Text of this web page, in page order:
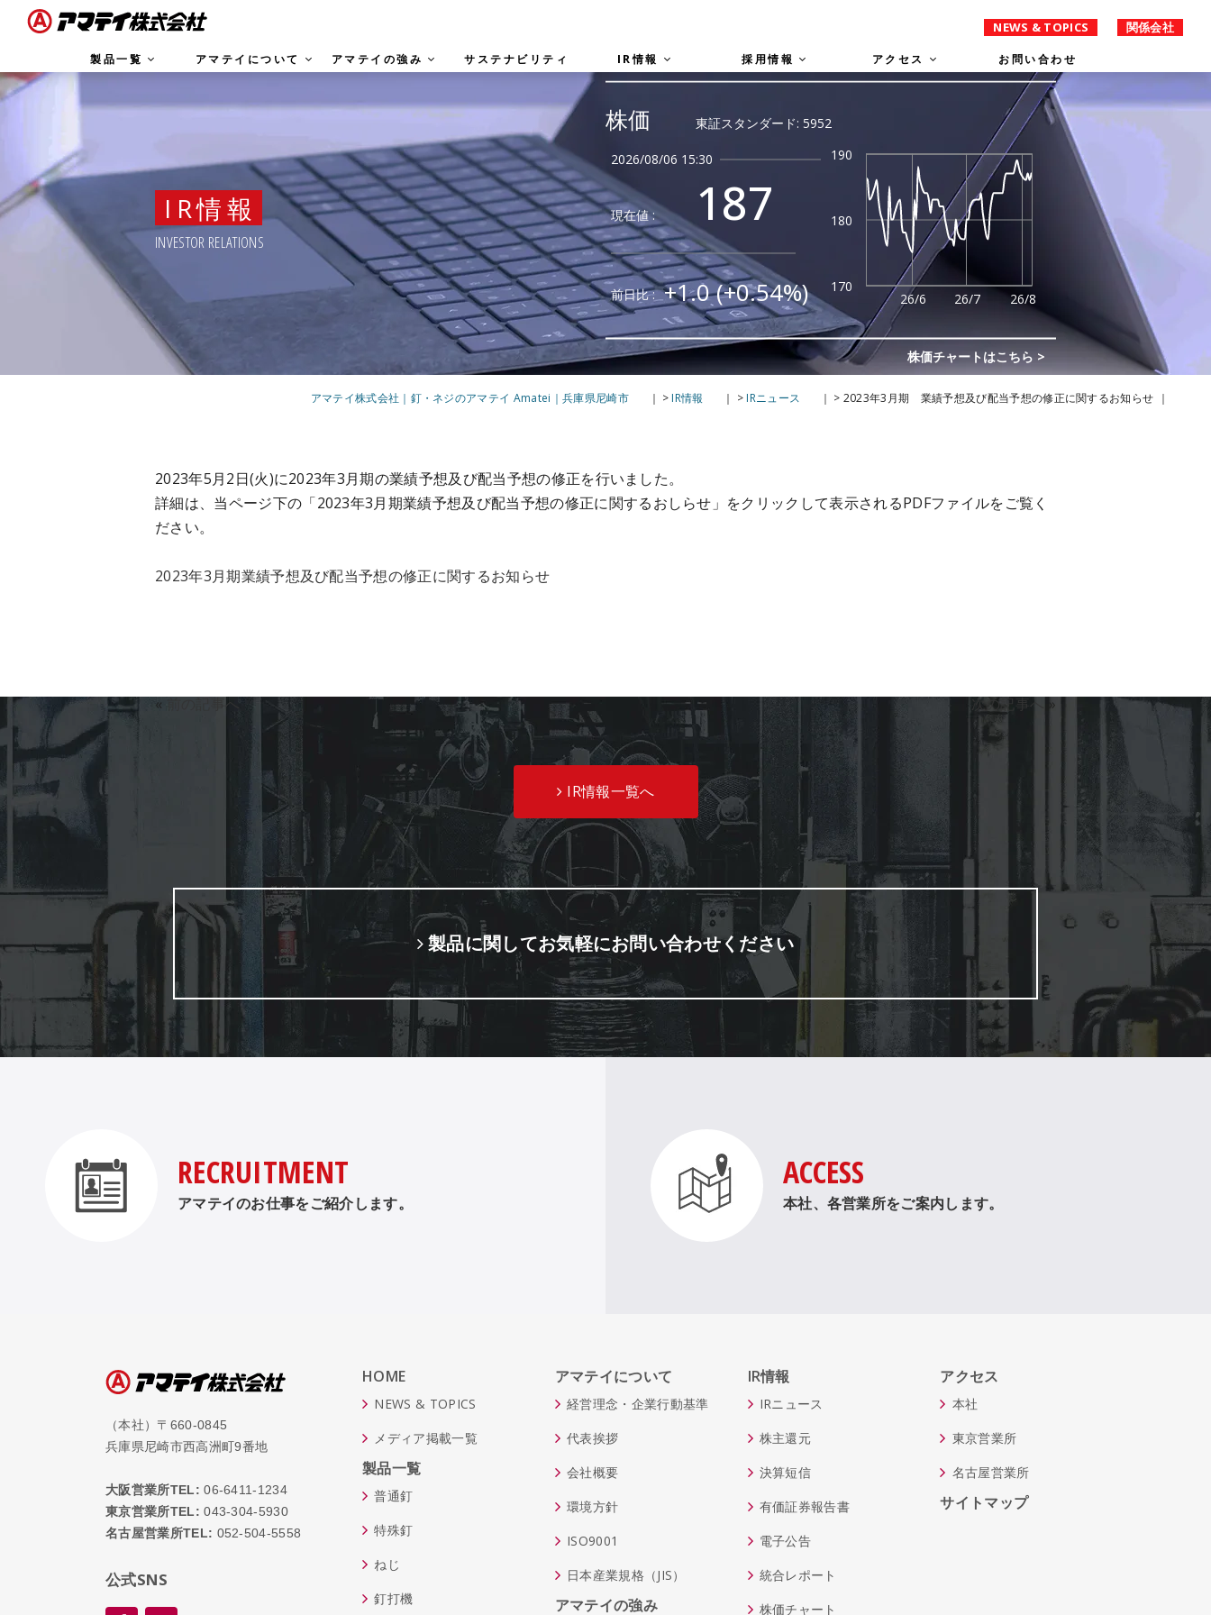
NEWS & TOPICS 関係会社
製品一覧 アマテイについて アマテイの強み サステナビリティ IR情報 採用情報 アクセス お問い合わせ
IR情報
INVESTOR RELATIONS
アマテイ株式会社｜釘・ネジのアマテイ Amatei｜兵庫県尼崎市 > IR情報 > IRニュース > 2023年3月期 業績予想及び配当予想の修正に関するお知らせ
2023年5月2日(火)に2023年3月期の業績予想及び配当予想の修正を行いました。
詳細は、当ページ下の「2023年3月期業績予想及び配当予想の修正に関するおしらせ」をクリックして表示されるPDFファイルをご覧く
ださい。
2023年3月期業績予想及び配当予想の修正に関するお知らせ
« 前の記事へ
IR情報一覧へ
次の記事へ »
製品に関してお気軽にお問い合わせください
RECRUITMENT
アマテイのお仕事をご紹介します。
ACCESS
本社、各営業所をご案内します。
（本社）〒660-0845
兵庫県尼崎市西高洲町9番地
大阪営業所TEL: 06-6411-1234
東京営業所TEL: 043-304-5930
名古屋営業所TEL: 052-504-5558
公式SNS
HOME
NEWS & TOPICS
メディア掲載一覧
製品一覧
普通釘
特殊釘
ねじ
釘打機
アマテイについて
経営理念・企業行動基準
代表挨拶
会社概要
環境方針
ISO9001
日本産業規格（JIS）
アマテイの強み
IR情報
IRニュース
株主還元
決算短信
有価証券報告書
電子公告
統合レポート
株価チャート
アクセス
本社
東京営業所
名古屋営業所
サイトマップ